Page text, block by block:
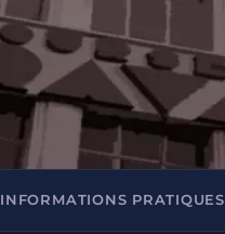
INFORMATIONS PRATIQUES